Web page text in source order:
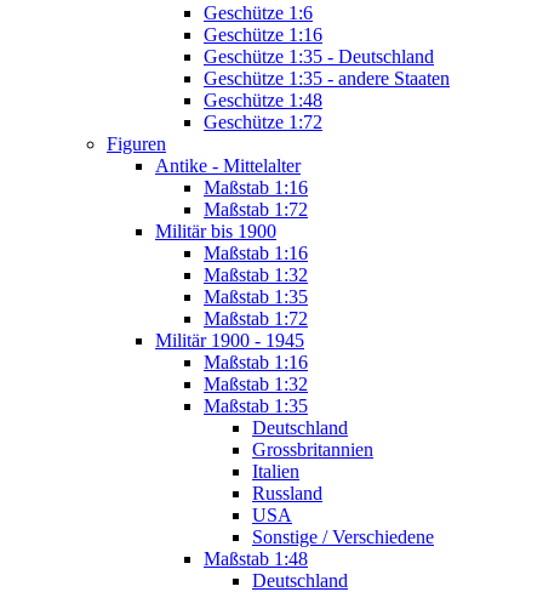
Geschütze 1:6
Geschütze 1:16
Geschütze 1:35 - Deutschland
Geschütze 1:35 - andere Staaten
Geschütze 1:48
Geschütze 1:72
Figuren
Antike - Mittelalter
Maßstab 1:16
Maßstab 1:72
Militär bis 1900
Maßstab 1:16
Maßstab 1:32
Maßstab 1:35
Maßstab 1:72
Militär 1900 - 1945
Maßstab 1:16
Maßstab 1:32
Maßstab 1:35
Deutschland
Grossbritannien
Italien
Russland
USA
Sonstige / Verschiedene
Maßstab 1:48
Deutschland